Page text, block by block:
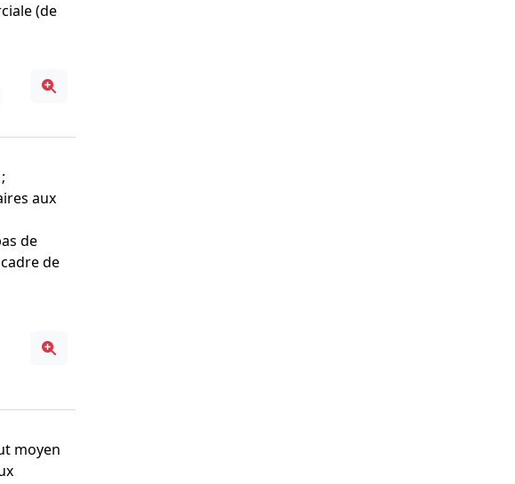
(de
aux
de
de
moyen